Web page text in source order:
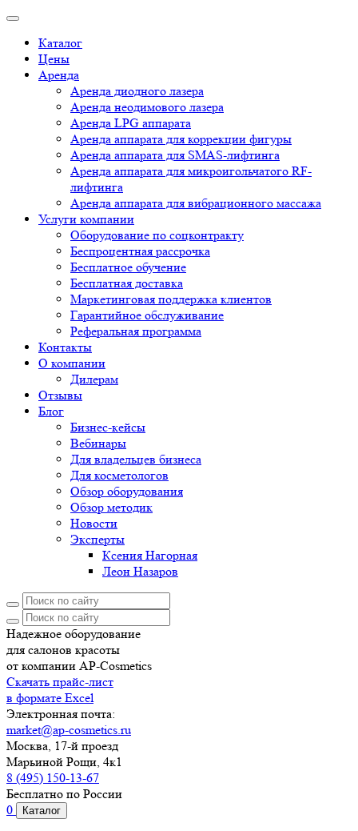
Каталог
Цены
Аренда
Аренда диодного лазера
Аренда неодимового лазера
Аренда LPG аппарата
Аренда аппарата для коррекции фигуры
Аренда аппарата для SMAS-лифтинга
Аренда аппарата для микроигольчатого RF-
лифтинга
Аренда аппарата для вибрационного массажа
Услуги компании
Оборудование по соцконтракту
Беспроцентная рассрочка
Бесплатное обучение
Бесплатная доставка
Маркетинговая поддержка клиентов
Гарантийное обслуживание
Реферальная программа
Контакты
О компании
Дилерам
Отзывы
Блог
Бизнес-кейсы
Вебинары
Для владельцев бизнеса
Для косметологов
Обзор оборудования
Обзор методик
Новости
Эксперты
Ксения Нагорная
Леон Назаров
Надежное оборудование
для салонов красоты
от компании AP-Cosmetics
Скачать прайс-лист
в формате Excel
Электронная почта:
market@ap-cosmetics.ru
Москва, 17-й проезд
Марьиной Рощи, 4к1
8 (495) 150-13-67
Бесплатно по России
0
Каталог